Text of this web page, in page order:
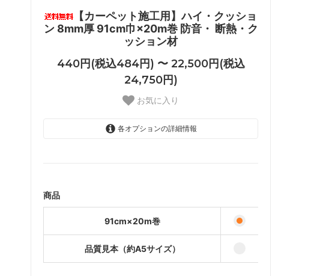
【カーペット施工用】ハイ・クッショ
ン 8mm厚 91cm巾×20m巻 防音・ 断熱・ク
ッション材
440円(税込484円) 〜 22,500円(税込
24,750円)
お気に入り
各オプションの詳細情報
商品
91cm×20m巻
品質見本（約A5サイズ）